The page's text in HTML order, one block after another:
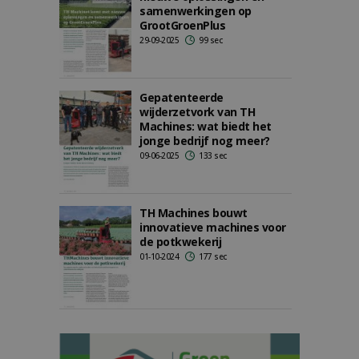
samenwerkingen op
GrootGroenPlus
29-09-2025 99 sec
Gepatenteerde
wijderzetvork van TH
Machines: wat biedt het
jonge bedrijf nog meer?
09-06-2025 133 sec
TH Machines bouwt
innovatieve machines voor
de potkwekerij
01-10-2024 177 sec